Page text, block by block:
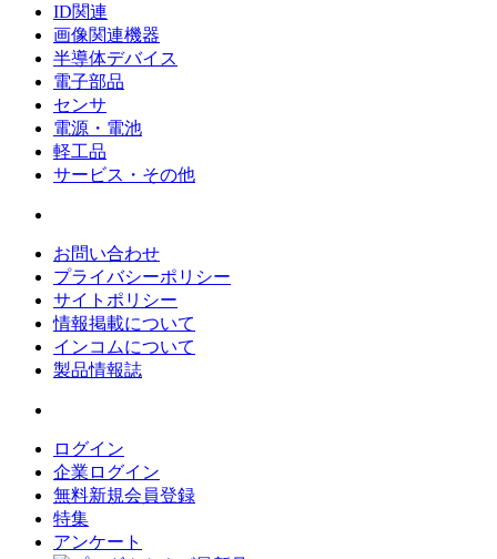
ID関連
画像関連機器
半導体デバイス
電子部品
センサ
電源・電池
軽工品
サービス・その他
お問い合わせ
プライバシーポリシー
サイトポリシー
情報掲載について
インコムについて
製品情報誌
ログイン
企業ログイン
無料新規会員登録
特集
アンケート